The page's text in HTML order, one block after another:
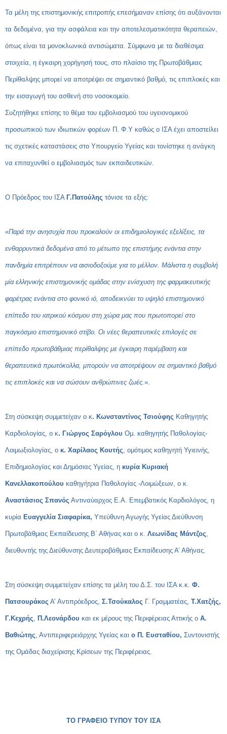
Τα μέλη της επιστημονικής επιτροπής επεσήμαναν επίσης ότι αυξάνονται
τα δεδομένα, για την ασφάλεια και την αποτελεσματικότητα θεραπειών,
όπως είναι τα μονοκλωνικά αντισώματα. Σύμφωνα με τα διαθέσιμα
στοιχεία, η έγκαιρη χορήγησή τους, στο πλαίσιο της Πρωτοβάθμιας
Περίθαλψης μπορεί να αποτρέψει σε σημαντικό βαθμό, τις επιπλοκές και
την εισαγωγή του ασθενή στο νοσοκομείο.
Συζητήθηκε επίσης το θέμα του εμβολιασμού του υγειονομικού
προσωπικού των ιδιωτικών φορέων Π. Φ.Υ καθώς ο ΙΣΑ έχει αποστείλει
τις σχετικές καταστάσεις στο Υπουργείο Υγείας και τονίστηκε η ανάγκη
να επιταχυνθεί ο εμβολιασμός των εκπαιδευτικών.
Ο Πρόεδρος του ΙΣΑ Γ.Πατούλης τόνισε τα εξής:
«Παρά την ανησυχία που προκαλούν οι επιδημιολογικές εξελίξεις, τα
ενθαρρυντικά δεδομένα από το μέτωπο της επιστήμης ενάντια στην
πανδημία επιτρέπουν να αισιοδοξούμε για το μέλλον. Μάλιστα η συμβολή
μία ελληνικής επιστημονικής ομάδας στην ενίσχυση της φαρμακευτικής
φαρέτρας ενάντια στο φονικό ιό, αποδεικνύει το υψηλό επιστημονικό
επίπεδο του ιατρικού κόσμου στη χώρα μας που πρωτοπορεί στο
παγκόσμιο επιστημονικό στίβο. Οι νέες θεραπευτικές επιλογές σε
επίπεδο πρωτοβάθμιας περίθαλψης με έγκαιρη παρέμβαση και
θεραπευτικά πρωτόκολλα, μπορούν να αποτρέψουν σε σημαντικό βαθμό
τις επιπλοκές και να σώσουν ανθρώπινες ζωές.».
Στη σύσκεψη συμμετείχαν ο κ. Κωνσταντίνος Τσιούφης Καθηγητής
Καρδιολογίας, ο κ. Γιώργος Σαρόγλου Ομ. καθηγητής Παθολογίας-
Λοιμωξιολογίας, ο κ. Χαρίλαος Κουτής, ομότιμος καθηγητή Υγιεινής,
Επιδημιολογίας και Δημόσιας Υγείας, η κυρία Κυριακή
Κανελλακοπούλου καθηγήτρια Παθολογίας -Λοιμώξεων, ο κ.
Αναστάσιος Σπανός Αντιναύαρχος Ε.Α. Επεμβατικός Καρδιολόγος, η
κυρία Ευαγγελία Σιαφαρίκα, Υπεύθυνη Αγωγής Υγείας Διεύθυνση
Πρωτοβάθμιας Εκπαίδευσης Β΄ Αθήνας και ο κ. Λεωνίδας Μάντζος,
διευθυντής της Διεύθυνσης Δευτεροβάθμιας Εκπαίδευσης Α’ Αθήνας.
Στη σύσκεψη συμμετείχαν επίσης τα μέλη του Δ.Σ. του ΙΣΑ κ.κ. Φ.
Πατσουράκος Α’ Αντιπρόεδρος, Σ.Τσούκαλος Γ. Γραμματέας, Τ.Χατζής,
Γ.Κεχρής, Π.Λεονάρδου και εκ μέρους της Περιφέρειας Αττικής ο Α.
Βαθιώτης, Αντιπεριφερειάρχης Υγείας και ο Π. Ευσταθίου, Συντονιστής
της Ομάδας διαχείρισης Κρίσεων της Περιφέρειας.
ΤΟ ΓΡΑΦΕΙΟ ΤΥΠΟΥ ΤΟΥ ΙΣΑ